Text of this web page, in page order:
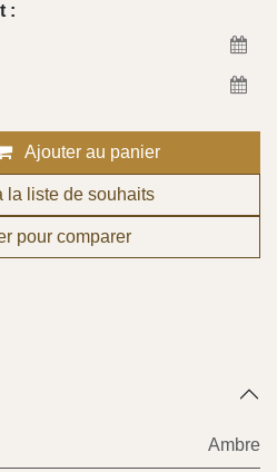
:
Ajouter au panier
pour comparer
la liste de souhaits
Ambre